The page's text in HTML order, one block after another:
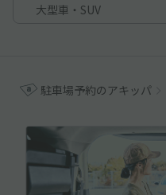
大型車・SUV
駐車場予約のアキッパ